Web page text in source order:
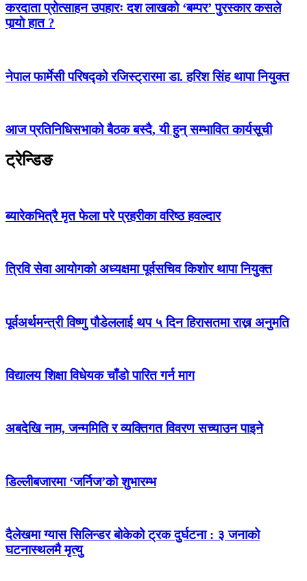
करदाता प्रोत्साहन उपहारः दश लाखको ‘बम्पर’ पुरस्कार कसले
पार्‍याे हात ?
नेपाल फार्मेसी परिषद्को रजिस्ट्रारमा डा. हरिश सिंह थापा नियुक्त
आज प्रतिनिधिसभाको बैठक बस्दै, यी हुन् सम्भावित कार्यसूची
ट्रेन्डिङ
ब्यारेकभित्रै मृत फेला परे प्रहरीका वरिष्ठ हवल्दार
त्रिवि सेवा आयोगको अध्यक्षमा पूर्वसचिव किशोर थापा नियुक्त
पूर्वअर्थमन्त्री विष्णु पौडेललाई थप ५ दिन हिरासतमा राख्न अनुमति
विद्यालय शिक्षा विधेयक चाँडो पारित गर्न माग
अबदेखि नाम, जन्ममिति र व्यक्तिगत विवरण सच्याउन पाइने
डिल्लीबजारमा ‘जर्निज’को शुभारम्भ
दैलेखमा ग्यास सिलिन्डर बोकेको ट्रक दुर्घटना : ३ जनाको
घटनास्थलमै मृत्यु